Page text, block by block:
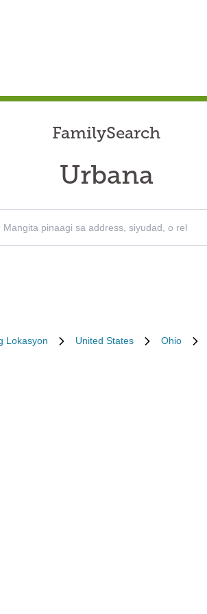
FamilySearch
Urbana
Lokasyon United States Ohio